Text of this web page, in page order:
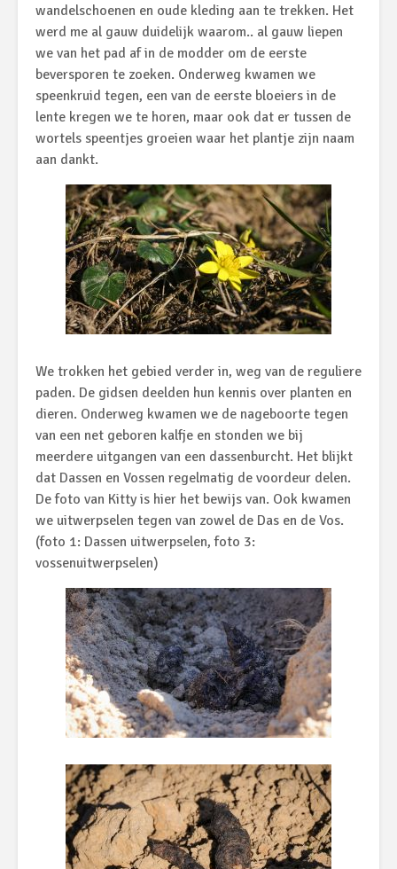
wandelschoenen en oude kleding aan te trekken. Het
werd me al gauw duidelijk waarom.. al gauw liepen
we van het pad af in de modder om de eerste
beversporen te zoeken. Onderweg kwamen we
speenkruid tegen, een van de eerste bloeiers in de
lente kregen we te horen, maar ook dat er tussen de
wortels speentjes groeien waar het plantje zijn naam
aan dankt.
We trokken het gebied verder in, weg van de reguliere
paden. De gidsen deelden hun kennis over planten en
dieren. Onderweg kwamen we de nageboorte tegen
van een net geboren kalfje en stonden we bij
meerdere uitgangen van een dassenburcht. Het blijkt
dat Dassen en Vossen regelmatig de voordeur delen.
De foto van Kitty is hier het bewijs van. Ook kwamen
we uitwerpselen tegen van zowel de Das en de Vos.
(foto 1: Dassen uitwerpselen, foto 3:
vossenuitwerpselen)